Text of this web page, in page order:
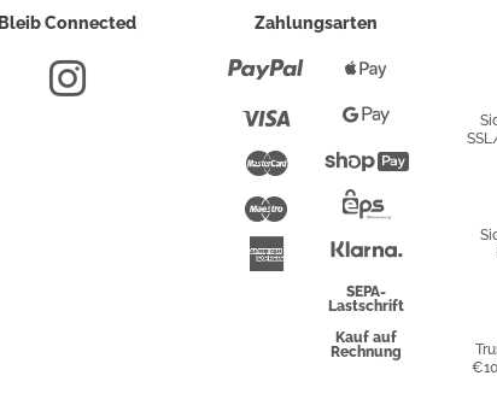
Bleib Connected Zahlungsarten
Paypal
Mastercard
Maestro
American
Express
Pay
PayShopify
SEPA-
Lastschrift
Kauf auf
Rechnung